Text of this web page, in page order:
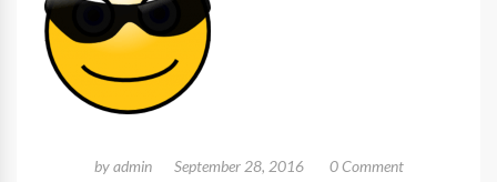
byadmin September 28, 2016 0 Comment